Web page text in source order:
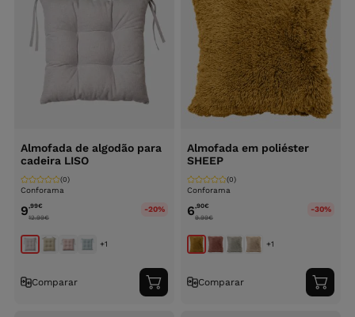
Almofada de algodão para
cadeira LISO
Conforama
(0)
9,99€
12.99€
-20%
+1
Comparar
Adicionar
ao
Almofada em poliéster
SHEEP
Conforama
(0)
6,90€
9.99€
-30%
+1
Comparar
ao